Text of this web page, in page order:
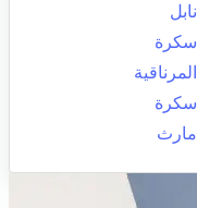
نابل
سكرة
المرناقية
سكرة
مارث